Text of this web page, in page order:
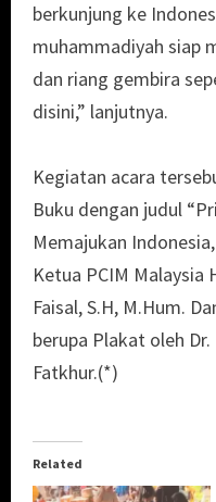
berkunjung ke
muhammadiyah siap
dan riang gembira
disini,” lanjutnya.
Kegiatan acara
Buku dengan judul
Memajukan
Ketua PCIM Malaysia
Faisal, S.H, M.Hum.
berupa Plakat oleh Dr.
Fatkhur.(*)
Related